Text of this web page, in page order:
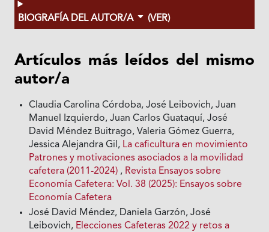
BIOGRAFÍA DEL AUTOR/A (VER)
Artículos más leídos del mismo
autor/a
Claudia Carolina Córdoba, José Leibovich, Juan
Manuel Izquierdo, Juan Carlos Guataquí, José
David Méndez Buitrago, Valeria Gómez Guerra,
Jessica Alejandra Gil, La caficultura en movimiento
Patrones y motivaciones asociados a la movilidad
cafetera (2011-2024) , Revista Ensayos sobre
Economía Cafetera: Vol. 38 (2025): Ensayos sobre
Economía Cafetera
José David Méndez, Daniela Garzón, José
Leibovich, Elecciones Cafeteras 2022 y retos a